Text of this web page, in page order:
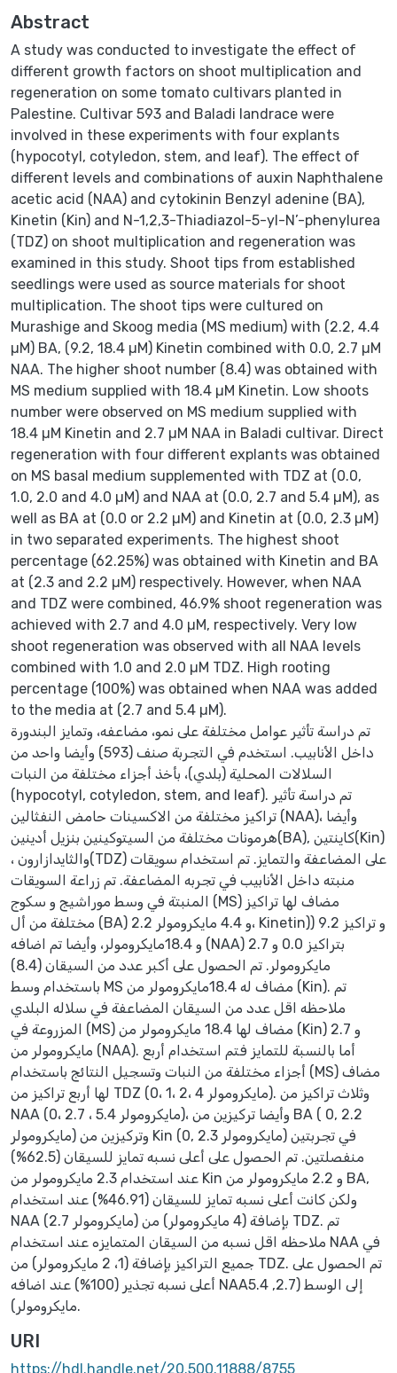
Abstract
A study was conducted to investigate the effect of
different growth factors on shoot multiplication and
regeneration on some tomato cultivars planted in
Palestine. Cultivar 593 and Baladi landrace were
involved in these experiments with four explants
(hypocotyl, cotyledon, stem, and leaf). The effect of
different levels and combinations of auxin Naphthalene
acetic acid (NAA) and cytokinin Benzyl adenine (BA),
Kinetin (Kin) and N-1,2,3-Thiadiazol-5-yl-N’-phenylurea
(TDZ) on shoot multiplication and regeneration was
examined in this study. Shoot tips from established
seedlings were used as source materials for shoot
multiplication. The shoot tips were cultured on
Murashige and Skoog media (MS medium) with (2.2, 4.4
µM) BA, (9.2, 18.4 µM) Kinetin combined with 0.0, 2.7 µM
NAA. The higher shoot number (8.4) was obtained with
MS medium supplied with 18.4 µM Kinetin. Low shoots
number were observed on MS medium supplied with
18.4 µM Kinetin and 2.7 µM NAA in Baladi cultivar. Direct
regeneration with four different explants was obtained
on MS basal medium supplemented with TDZ at (0.0,
1.0, 2.0 and 4.0 µM) and NAA at (0.0, 2.7 and 5.4 µM), as
well as BA at (0.0 or 2.2 µM) and Kinetin at (0.0, 2.3 µM)
in two separated experiments. The highest shoot
percentage (62.25%) was obtained with Kinetin and BA
at (2.3 and 2.2 µM) respectively. However, when NAA
and TDZ were combined, 46.9% shoot regeneration was
achieved with 2.7 and 4.0 µM, respectively. Very low
shoot regeneration was observed with all NAA levels
combined with 1.0 and 2.0 µM TDZ. High rooting
percentage (100%) was obtained when NAA was added
to the media at (2.7 and 5.4 µM).
تم دراسة تأثير عوامل مختلفة على نمو، مضاعفه، وتمايز البندورة
داخل الأنابيب. استخدم في التجربة صنف (593) وأيضا واحد من
السلالات المحلية (بلدي)، بأخذ أجزاء مختلفة من النبات
(hypocotyl, cotyledon, stem, and leaf). تم دراسة تأثير
تراكيز مختلفة من الاكسينات حامض النفثالين (NAA)، وأيضا
هرمونات مختلفة من السيتوكينين بنزيل أدينين(BA), كاينتين(Kin)
، والثايدازارون(TDZ) على المضاعفة والتمايز. تم استخدام سويقات
منبته داخل الأنابيب في تجربه المضاعفة. تم زراعة السويقات
المنبتة في وسط موراشيج و سكوج (MS) مضاف لها تراكيز
مختلفة من أل (BA) 2.2 و 4.4 مايكرومولر، Kinetin)) و تراكيز 9.2
و 18.4مايكرومولر، وأيضا تم اضافه (NAA) بتراكيز 0.0 و 2.7
مايكرومولر. تم الحصول على أكبر عدد من السيقان (8.4)
باستخدام وسط MS مضاف له 18.4مايكرومولر من (Kin). تم
ملاحظه اقل عدد من السيقان المضاعفة في سلاله البلدي
المزروعة في (MS) مضاف لها 18.4 مايكرومولر من (Kin) و 2.7
مايكرومولر من (NAA). أما بالنسبة للتمايز فتم استخدام أربع
أجزاء مختلفة من النبات وتسجيل النتائج باستخدام (MS) مضاف
لها أربع تراكيز من TDZ (0، 1، 2، 4 مايكرومولر). وثلاث تراكيز من
NAA (0، 2.7 ، 5.4 مايكرومولر)، وأيضا تركيزين من BA ( 0, 2.2
مايكرومولر) وتركيزين من Kin (0, 2.3 مايكرومولر) في تجربتين
منفصلتين. تم الحصول على أعلى نسبه تمايز للسيقان (62.5%)
عند استخدام 2.3 مايكرومولر من Kin و 2.2 مايكرومولر من BA,
ولكن كانت أعلى نسبه تمايز للسيقان (46.91%) عند استخدام
NAA (2.7 مايكرومولر) بإضافة (4 مايكرومولر) من TDZ. تم
ملاحظه اقل نسبه من السيقان المتمايزه عند استخدام NAA في
جميع التراكيز بإضافة (1، 2 مايكرومولر) من TDZ. تم الحصول على
أعلى نسبه تجذير (100%) عند اضافه NAAإلى الوسط (2.7, 5.4
مايكرومولر).
URI
https://hdl.handle.net/20.500.11888/8755